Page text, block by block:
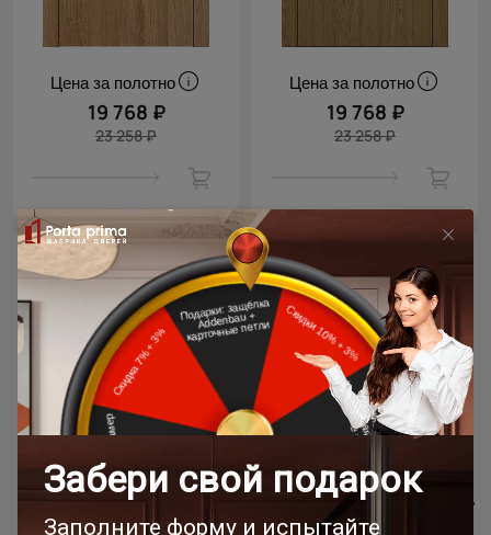
Цена за полотно
19 768 ₽
23 258 ₽
Цена за полотно
19 768 ₽
23 258 ₽
- 15% скидка
Межкомнатная дверь
Tivoli / Тиволи А-1
Венге Нуар
- 15% скидка
Межкомнатная дверь
Tivoli / Тиволи А-1
Рустик